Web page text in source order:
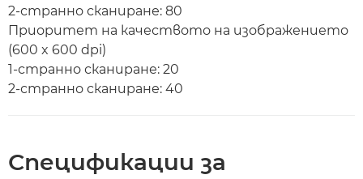
2-странно сканиране: 80
Приоритет на качеството на изображението
(600 x 600 dpi)
1-странно сканиране: 20
2-странно сканиране: 40
Спецификации за